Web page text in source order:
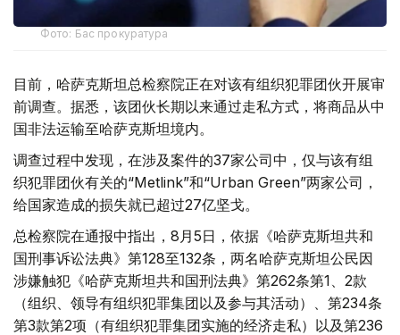
Фото: Бас прокуратура
目前，哈萨克斯坦总检察院正在对该有组织犯罪团伙开展审
前调查。据悉，该团伙长期以来通过走私方式，将商品从中
国非法运输至哈萨克斯坦境内。
调查过程中发现，在涉及案件的37家公司中，仅与该有组
织犯罪团伙有关的“Metlink”和“Urban Green”两家公司，
给国家造成的损失就已超过27亿坚戈。
总检察院在通报中指出，8月5日，依据《哈萨克斯坦共和
国刑事诉讼法典》第128至132条，两名哈萨克斯坦公民因
涉嫌触犯《哈萨克斯坦共和国刑法典》第262条第1、2款
（组织、领导有组织犯罪集团以及参与其活动）、第234条
第3款第2项（有组织犯罪集团实施的经济走私）以及第236